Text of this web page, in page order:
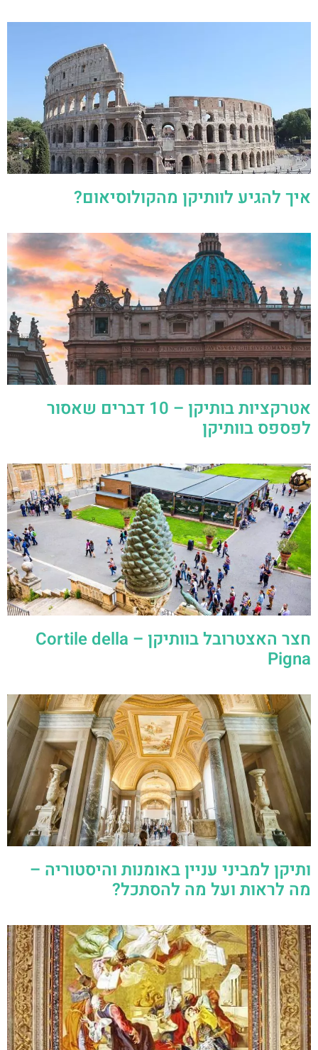
איך להגיע לוותיקן מהקולוסיאום?
אטרקציות בותיקן – 10 דברים שאסור
לפספס בוותיקן
חצר האצטרובל בוותיקן – Cortile della
Pigna
ותיקן למביני עניין באומנות והיסטוריה –
מה לראות ועל מה להסתכל?